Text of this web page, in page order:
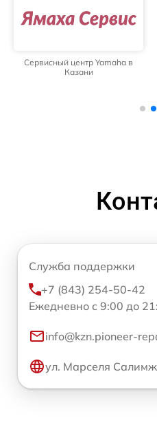
Сервисный центр Yamaha в
Казани
Служба поддержки
+7 (843) 254-50-42
Ежедневно с 9:00 до
info@kzn.pioneer-
ул. Марселя